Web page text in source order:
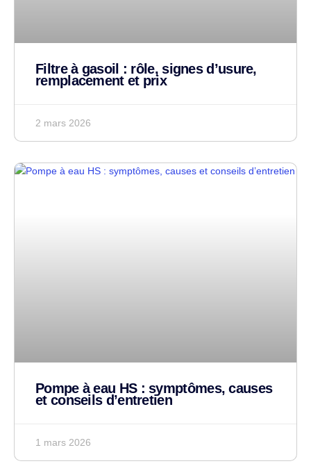
Filtre à gasoil : rôle, signes d’usure,
remplacement et prix
2 mars 2026
Pompe à eau HS : symptômes, causes
et conseils d’entretien
1 mars 2026